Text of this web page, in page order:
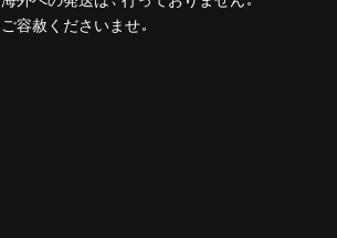
ご容赦くださいませ。